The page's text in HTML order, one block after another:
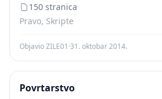
150 stranica
Pravo, Skripte
Objavio ZILE01·31. oktobar 2014.
Povrtarstvo